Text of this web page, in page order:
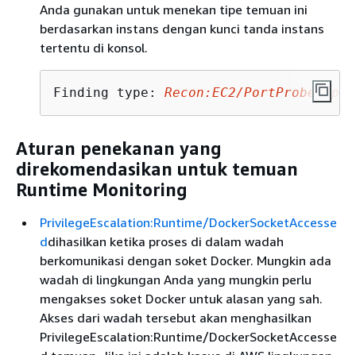
Anda gunakan untuk menekan tipe temuan ini
berdasarkan instans dengan kunci tanda instans
tertentu di konsol.
Finding type: Recon:EC2/
Aturan penekanan yang
direkomendasikan untuk temuan
Runtime Monitoring
PrivilegeEscalation:Runtime/DockerSocketAccesse
ddihasilkan ketika proses di dalam wadah
berkomunikasi dengan soket Docker. Mungkin ada
wadah di lingkungan Anda yang mungkin perlu
mengakses soket Docker untuk alasan yang sah.
Akses dari wadah tersebut akan menghasilkan
PrivilegeEscalation:Runtime/DockerSocketAccesse